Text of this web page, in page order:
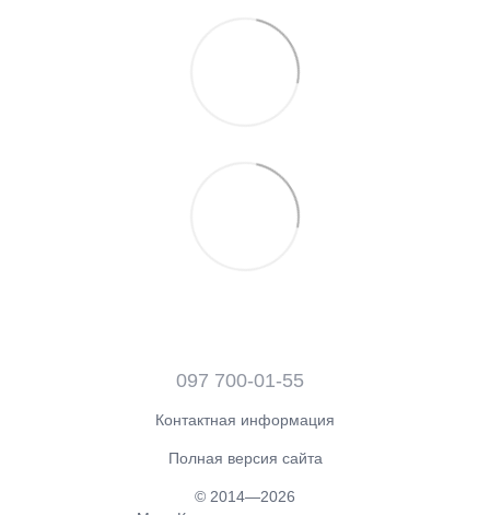
097 700-01-55
Контактная информация
Полная версия сайта
© 2014—2026